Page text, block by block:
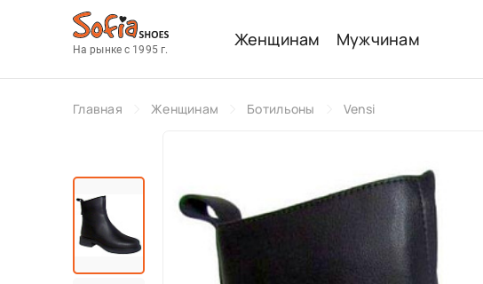
На рынке с 1995 г. Женщинам Мужчинам
Главная Женщинам Ботильоны Vensi